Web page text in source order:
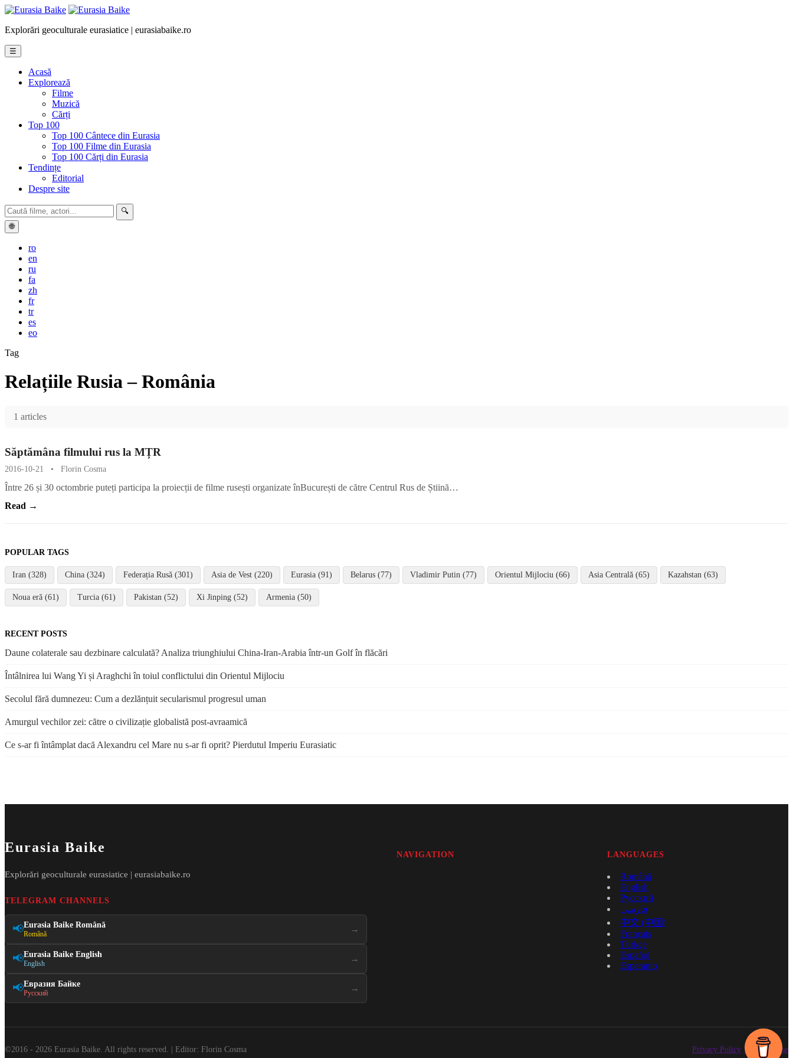
Explorări geoculturale eurasiatice | eurasiabaike.ro
☰
Acasă
Explorează
Filme
Muzică
Cărți
Top 100
Top 100 Cântece din Eurasia
Top 100 Filme din Eurasia
Top 100 Cărți din Eurasia
Tendințe
Editorial
Despre site
🔍
🌐
ro
en
ru
fa
zh
fr
tr
es
eo
Tag
Relațiile Rusia – România
1 articles
Săptămâna filmului rus la MȚR
2016-10-21 • Florin Cosma
Între 26 și 30 octombrie puteți participa la proiecții de filme rusești organizate înBucurești de către Centrul Rus de Știină…
Read →
POPULAR TAGS
Iran (328) China (324) Federația Rusă (301) Asia de Vest (220) Eurasia (91) Belarus (77) Vladimir Putin (77) Orientul Mijlociu (66) Asia Centrală (65) Kazahstan (63)
Noua eră (61) Turcia (61) Pakistan (52) Xi Jinping (52) Armenia (50)
RECENT POSTS
Daune colaterale sau dezbinare calculată? Analiza triunghiului China-Iran-Arabia într-un Golf în flăcări
Întâlnirea lui Wang Yi și Araghchi în toiul conflictului din Orientul Mijlociu
Secolul fără dumnezeu: Cum a dezlănțuit secularismul progresul uman
Amurgul vechilor zei: către o civilizație globalistă post-avraamică
Ce s-ar fi întâmplat dacă Alexandru cel Mare nu s-ar fi oprit? Pierdutul Imperiu Eurasiatic
Eurasia Baike
Explorări geoculturale eurasiatice | eurasiabaike.ro
TELEGRAM CHANNELS
📢Eurasia Baike Română
Română →
📢Eurasia Baike English
English →
📢Евразия Байке
Русский →
NAVIGATION LANGUAGES
Română
English
Русский
فارسی
中文 (中国)
Français
Türkçe
Español
Esperanto
©2016 - 2026 Eurasia Baike. All rights reserved. | Editor: Florin Cosma Privacy Policy Terms of Use